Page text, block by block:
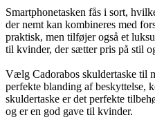
Smartphonetasken fås i sort,
der nemt kan kombineres med
praktisk, men tilføjer også et
til kvinder, der sætter pris på stil
Vælg Cadorabos skuldertaske til
perfekte blanding af beskyttelse,
skuldertaske er det perfekte
og er en god gave til kvinder.